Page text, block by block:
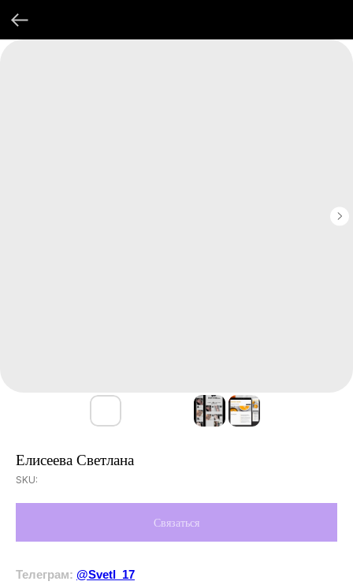
Елисеева Светлана
SKU:
Связаться
Телеграм: @Svetl_17